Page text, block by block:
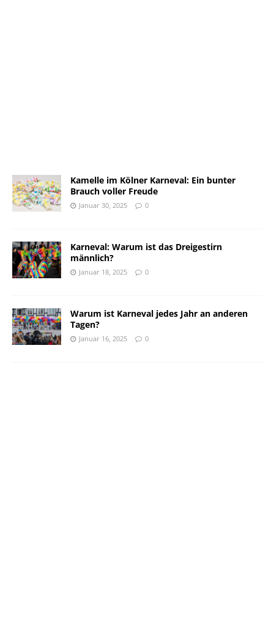
Kamelle im Kölner Karneval: Ein bunter
Brauch voller Freude
Januar 30, 2025 0
Karneval: Warum ist das Dreigestirn
männlich?
Januar 18, 2025 0
Warum ist Karneval jedes Jahr an anderen
Tagen?
Januar 16, 2025 0